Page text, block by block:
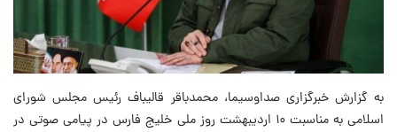
به گزارش خبرگزاری صداوسیما، محمدباقر قالیباف رئیس مجلس شورای
اسلامی به مناسبت ۱۰ اردیبهشت روز ملی خلیج فارس در پیامی صوتی در